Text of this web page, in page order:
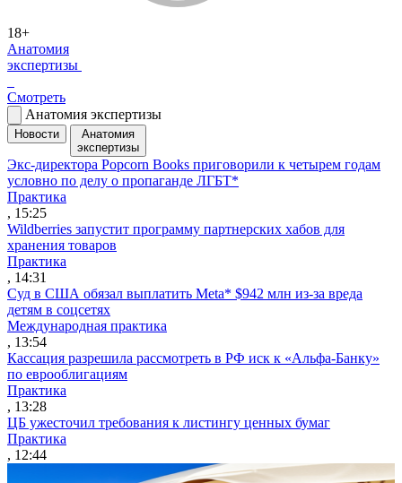
18+
Анатомия
экспертизы
Смотреть
Анатомия экспертизы
Новости
Анатомия
экспертизы
Экс-директора Popcorn Books приговорили к четырем годам
условно по делу о пропаганде ЛГБТ*
Практика
, 15:25
Wildberries запустит программу партнерских хабов для
хранения товаров
Практика
, 14:31
Суд в США обязал выплатить Meta* $942 млн из-за вреда
детям в соцсетях
Международная практика
, 13:54
Кассация разрешила рассмотреть в РФ иск к «Альфа-Банку»
по еврооблигациям
Практика
, 13:28
ЦБ ужесточил требования к листингу ценных бумаг
Практика
, 12:44